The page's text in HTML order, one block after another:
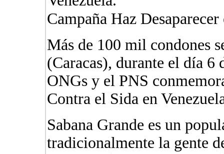
Campaña Haz
Más de 100 mil condones
(Caracas), durante el día 6
ONGs y el PNS
Contra el Sida en
Sabana Grande es un
tradicionalmente la gente